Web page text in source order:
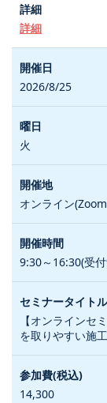
詳細
2026/8/25
火
オンライン
9:30～16:30(受
【オンラインセ
を取りやすい施
14,300